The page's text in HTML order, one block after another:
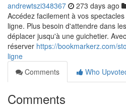
andrewtszi348367 273 days ago
Accédez facilement à vos
ligne. Plus besoin d'attendre dans
déplacer jusqu'à une guichetier.
réserver https://bookmarkerz.com/
ligne
Comments
Who
Comments